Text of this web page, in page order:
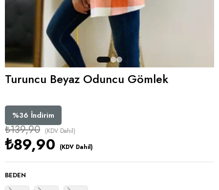
Turuncu Beyaz Oduncu Gömlek
%36 İndirim
₺139,90 (KDV Dahil)
₺89,90 (KDV Dahil)
BEDEN